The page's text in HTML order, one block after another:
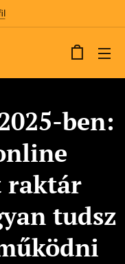
ben:
raktár
tudsz